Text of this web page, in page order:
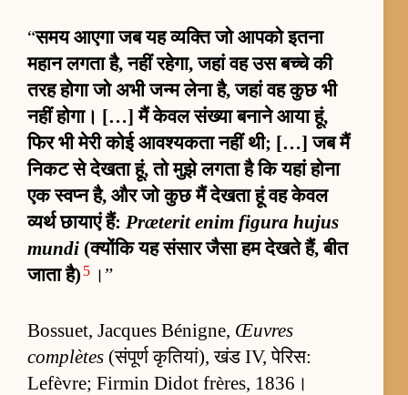
“समय आएगा जब यह व्यक्ति जो आपको इतना
महान लगता है, नहीं रहेगा, जहां वह उस बच्चे की
तरह होगा जो अभी जन्म लेना है, जहां वह कुछ भी
नहीं होगा। […] मैं केवल संख्या बनाने आया हूं,
फिर भी मेरी कोई आवश्यकता नहीं थी; […] जब मैं
निकट से देखता हूं, तो मुझे लगता है कि यहां होना
एक स्वप्न है, और जो कुछ मैं देखता हूं वह केवल
व्यर्थ छायाएं हैं: Præterit enim figura hujus
mundi (क्योंकि यह संसार जैसा हम देखते हैं, बीत
जाता है) 5 ।”
Bossuet, Jacques Bénigne, Œuvres
complètes (संपूर्ण कृतियां), खंड IV, पेरिस:
Lefèvre; Firmin Didot frères, 1836।